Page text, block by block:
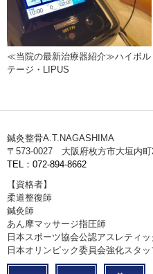
≪当院の最新治療器紹介≫ハイボル
テージ・LIPUS
鍼灸整骨A.T.NAGASHIMA
〒573-0027 大阪府枚方市大垣内町
TEL：072-894-8662
【資格者】
柔道整復師
鍼灸師
あん摩マッサージ指圧師
日本スポーツ協会公認アスレティ
日本オリンピック委員会強化スタッ